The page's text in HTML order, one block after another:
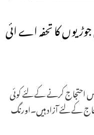
کا تحفہ اے ائی
احتجاج کرنے کے لئے کوئی
کے لئے آزاد ہیں۔اورنگ